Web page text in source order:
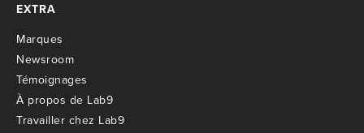
EXTRA
Marques
Newsroom
Témoignages
À propos de Lab9
Travailler chez Lab9